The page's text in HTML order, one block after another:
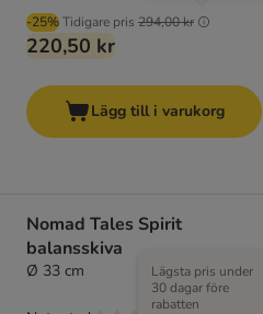
-25%Tidigare pris 294,00 kr
220,50 kr
Lägg till i varukorg
Nomad Tales Spirit
balansskiva
Ø 33 cm
Lägsta pris under
30 dagar före
rabatten